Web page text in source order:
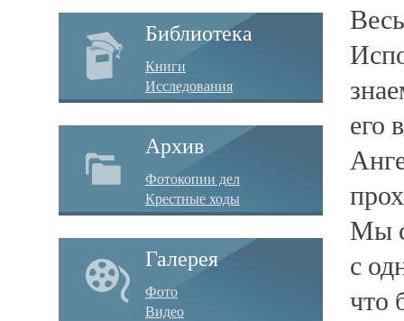
Библиотека
Книги
Исследования
Архив
Фотокопии дел
Крестные ходы
Галерея
Фото
Видео
его
Мы
с
что